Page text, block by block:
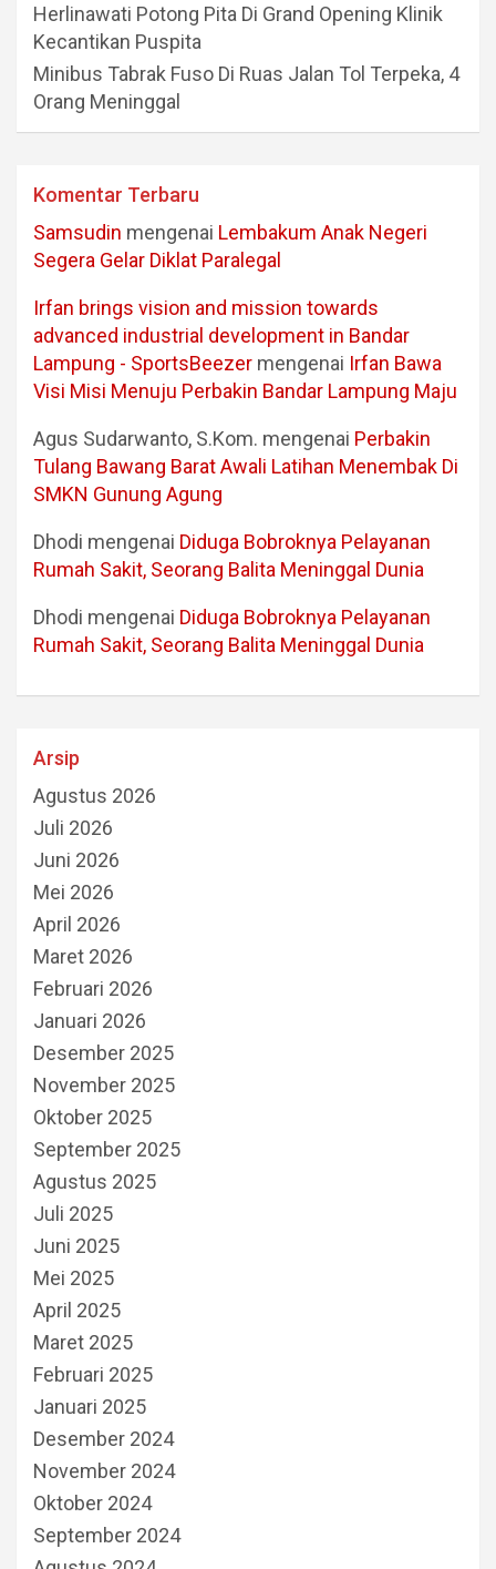
Herlinawati Potong Pita Di Grand Opening Klinik
Kecantikan Puspita
Minibus Tabrak Fuso Di Ruas Jalan Tol Terpeka, 4
Orang Meninggal
Komentar Terbaru
Samsudin mengenai Lembakum Anak Negeri
Segera Gelar Diklat Paralegal
Irfan brings vision and mission towards
advanced industrial development in Bandar
Lampung - SportsBeezer mengenai Irfan Bawa
Visi Misi Menuju Perbakin Bandar Lampung Maju
Agus Sudarwanto, S.Kom. mengenai Perbakin
Tulang Bawang Barat Awali Latihan Menembak Di
SMKN Gunung Agung
Dhodi mengenai Diduga Bobroknya Pelayanan
Rumah Sakit, Seorang Balita Meninggal Dunia
Dhodi mengenai Diduga Bobroknya Pelayanan
Rumah Sakit, Seorang Balita Meninggal Dunia
Arsip
Agustus 2026
Juli 2026
Juni 2026
Mei 2026
April 2026
Maret 2026
Februari 2026
Januari 2026
Desember 2025
November 2025
Oktober 2025
September 2025
Agustus 2025
Juli 2025
Juni 2025
Mei 2025
April 2025
Maret 2025
Februari 2025
Januari 2025
Desember 2024
November 2024
Oktober 2024
September 2024